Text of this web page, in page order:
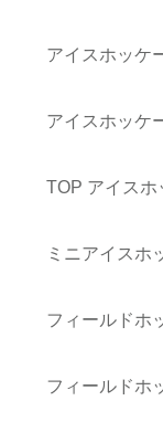
アイスホッケ
アイスホッケ
TOP アイスホ
ミニアイスホ
フィールドホ
フィールドホ